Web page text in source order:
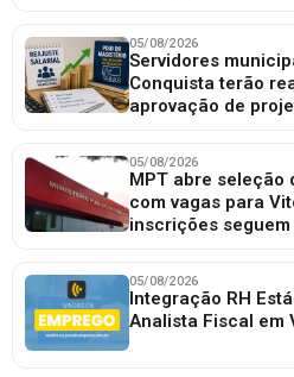
05/08/2026
Servidores
Conquista terão
aprovação de
05/08/2026
MPT abre seleção
com vagas para
inscrições
05/08/2026
Integração RH
Analista Fiscal em